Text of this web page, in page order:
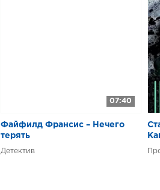
07:40
Файфилд Франсис – Нечего
терять
Детектив